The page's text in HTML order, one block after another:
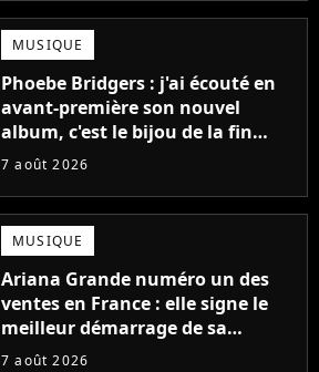
MUSIQUE
Phoebe Bridgers : j'ai écouté en
avant-première son nouvel
album, c'est le bijou de la fin
d'été
7 août 2026
MUSIQUE
Ariana Grande numéro un des
ventes en France : elle signe le
meilleur démarrage de sa
carrière avec son album Petal
7 août 2026